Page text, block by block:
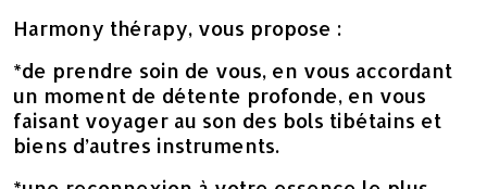
Harmony thérapy, vous propose :
*de prendre soin de vous, en vous accordant
un moment de détente profonde, en vous
faisant voyager au son des bols tibétains et
biens d’autres instruments.